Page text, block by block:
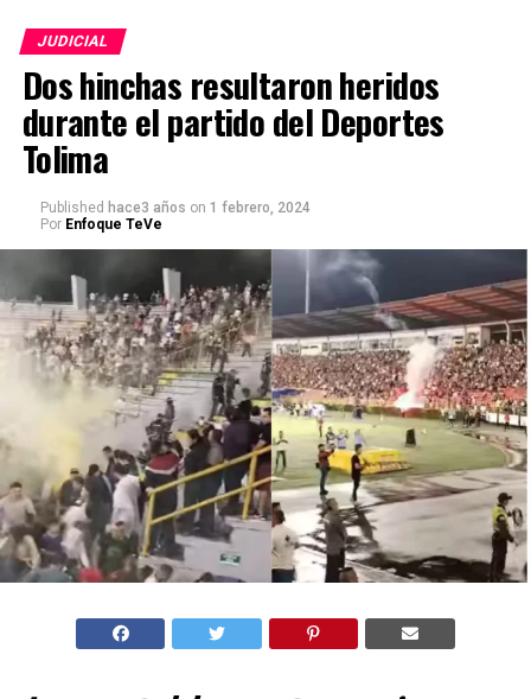
JUDICIAL
Dos hinchas resultaron heridos
durante el partido del Deportes
Tolima
Published hace3 años on 1 febrero, 2024
Por Enfoque TeVe